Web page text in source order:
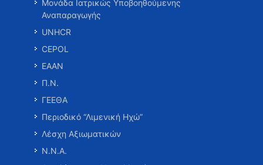
Μονάδα Ιατρικώς Υποβοηθούμενης
Αναπαραγωγής
UNHCR
CEPOL
ΕΑΑΝ
Π.Ν.
ΓΕΕΘΑ
Περιοδικό “Λιμενική Ηχώ”
Λέσχη Αξιωματικών
Ν.Ν.Α.